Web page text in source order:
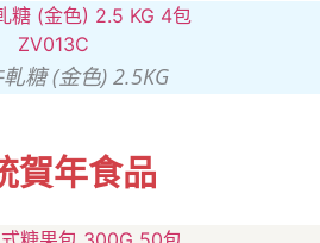
糖 (金色) 2.5KG
賀年食品